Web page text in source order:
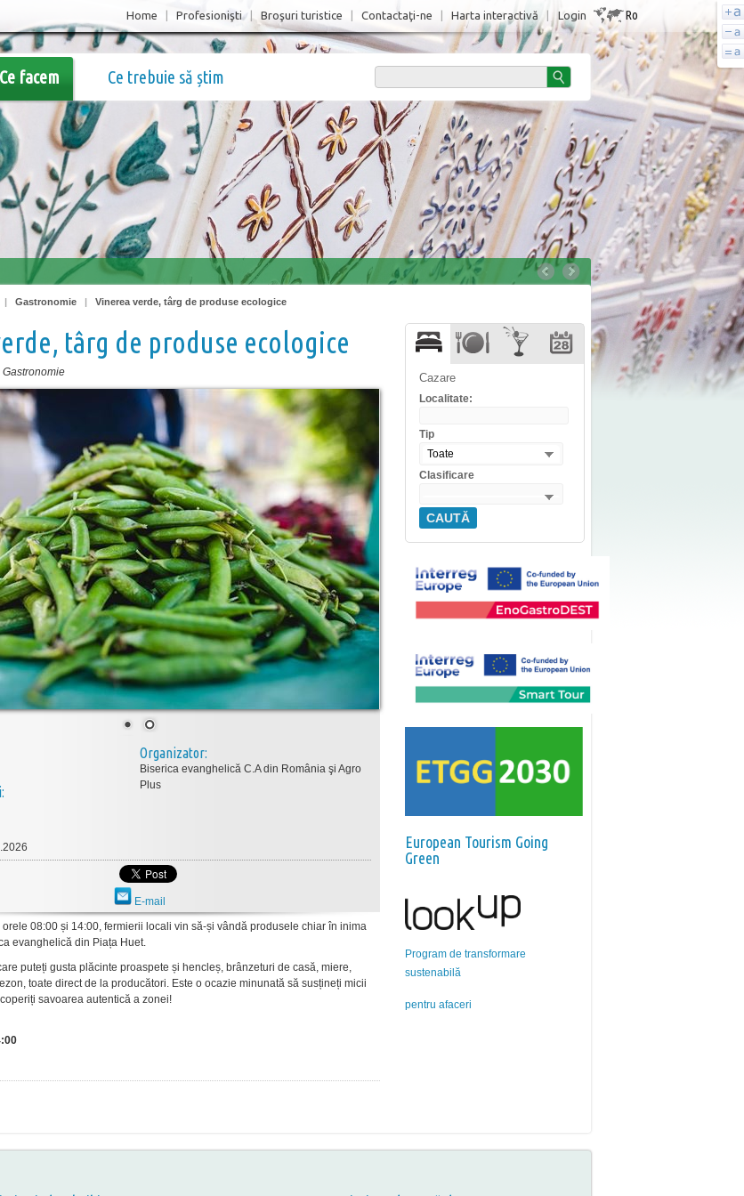
Login Ro
Home Profesionişti Broşuri turistice Contactaţi-ne Harta interactivă
Ce facem Ce trebuie să știm
| Gastronomie | Vinerea verde, târg de produse ecologice
târg de produse ecologice
Gastronomie
Organizator:
Biserica evanghelică C.A din România şi Agro
Plus
E-mail
orele 08:00 și 14:00, fermierii locali vin să-și vândă produsele chiar în inima
evanghelică din Piața Huet.
puteți gusta plăcinte proaspete și hencleș, brânzeturi de casă, miere,
toate direct de la producători. Este o ocazie minunată să susțineți micii
savoarea autentică a zonei!
Cazare
Localitate:
Tip
Toate
Clasificare
CAUTĂ
European Tourism Going
Green
Program de transformare
sustenabilă
pentru afaceri